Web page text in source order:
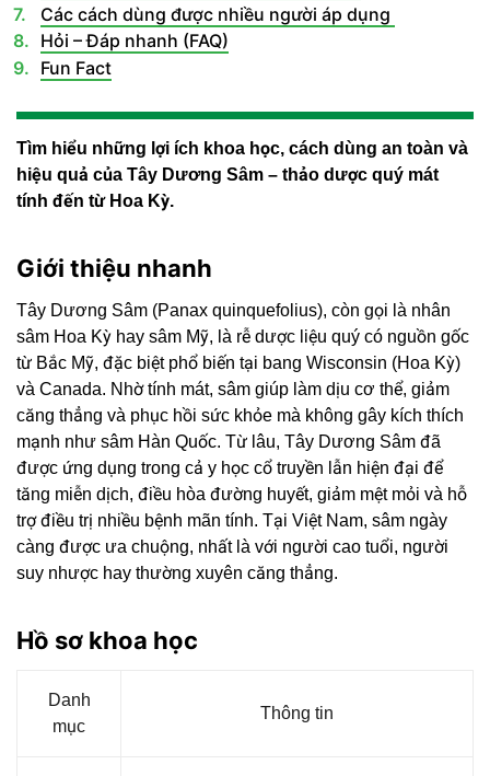
Các cách dùng được nhiều người áp dụng
Hỏi – Đáp nhanh (FAQ)
Fun Fact
Tìm hiểu những lợi ích khoa học, cách dùng an toàn và
hiệu quả của Tây Dương Sâm – thảo dược quý mát
tính đến từ Hoa Kỳ.
Giới thiệu nhanh
Tây Dương Sâm (Panax quinquefolius), còn gọi là nhân
sâm Hoa Kỳ hay sâm Mỹ, là rễ dược liệu quý có nguồn gốc
từ Bắc Mỹ, đặc biệt phổ biến tại bang Wisconsin (Hoa Kỳ)
và Canada. Nhờ tính mát, sâm giúp làm dịu cơ thể, giảm
căng thẳng và phục hồi sức khỏe mà không gây kích thích
mạnh như sâm Hàn Quốc. Từ lâu, Tây Dương Sâm đã
được ứng dụng trong cả y học cổ truyền lẫn hiện đại để
tăng miễn dịch, điều hòa đường huyết, giảm mệt mỏi và hỗ
trợ điều trị nhiều bệnh mãn tính. Tại Việt Nam, sâm ngày
càng được ưa chuộng, nhất là với người cao tuổi, người
suy nhược hay thường xuyên căng thẳng.
Hồ sơ khoa học
Danh
mục
Thông tin